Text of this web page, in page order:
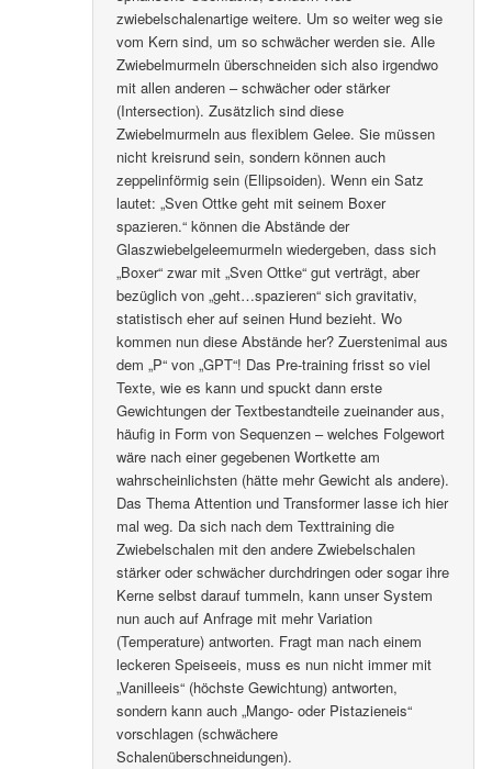
zwiebelschalenartige weitere. Um so weiter weg sie
vom Kern sind, um so schwächer werden sie. Alle
Zwiebelmurmeln überschneiden sich also irgendwo
mit allen anderen – schwächer oder stärker
(Intersection). Zusätzlich sind diese
Zwiebelmurmeln aus flexiblem Gelee. Sie müssen
nicht kreisrund sein, sondern können auch
zeppelinförmig sein (Ellipsoiden). Wenn ein Satz
lautet: „Sven Ottke geht mit seinem Boxer
spazieren.“ können die Abstände der
Glaszwiebelgeleemurmeln wiedergeben, dass sich
„Boxer“ zwar mit „Sven Ottke“ gut verträgt, aber
bezüglich von „geht…spazieren“ sich gravitativ,
statistisch eher auf seinen Hund bezieht. Wo
kommen nun diese Abstände her? Zuerstenimal aus
dem „P“ von „GPT“! Das Pre-training frisst so viel
Texte, wie es kann und spuckt dann erste
Gewichtungen der Textbestandteile zueinander aus,
häufig in Form von Sequenzen – welches Folgewort
wäre nach einer gegebenen Wortkette am
wahrscheinlichsten (hätte mehr Gewicht als andere).
Das Thema Attention und Transformer lasse ich hier
mal weg. Da sich nach dem Texttraining die
Zwiebelschalen mit den andere Zwiebelschalen
stärker oder schwächer durchdringen oder sogar ihre
Kerne selbst darauf tummeln, kann unser System
nun auch auf Anfrage mit mehr Variation
(Temperature) antworten. Fragt man nach einem
leckeren Speiseeis, muss es nun nicht immer mit
„Vanilleeis“ (höchste Gewichtung) antworten,
sondern kann auch „Mango- oder Pistazieneis“
vorschlagen (schwächere
Schalenüberschneidungen).